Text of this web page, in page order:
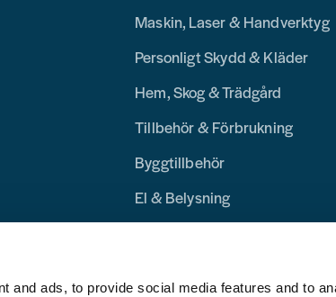
and ads, to provide social media features and to
Maskin, Laser & Handverktyg
Personligt Skydd & Kläder
Hem, Skog & Trädgård
Tillbehör & Förbrukning
Byggtillbehör
El & Belysning